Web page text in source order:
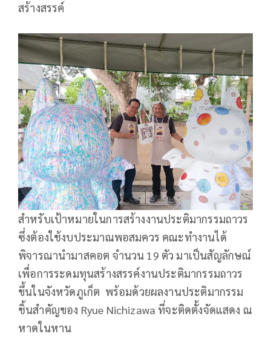
สร้างสรรค์
สำหรับเป้าหมายในการสร้างงานประติมากรรมถาวร
ซึ่งต้องใช้งบประมาณพอสมควร คณะทำงานได้
พิจารณานำมาสคอต จำนวน 19 ตัว มาเป็นสัญลักษณ์
เพื่อการระดมทุนสร้างสรรค์งานประติมากรรมถาวร
ขึ้นในจังหวัดภูเก็ต พร้อมด้วยผลงานประติมากรรม
ชิ้นสำคัญของ Ryue Nichizawa ที่จะติดตั้งจัดแสดง ณ
หาดในหาน